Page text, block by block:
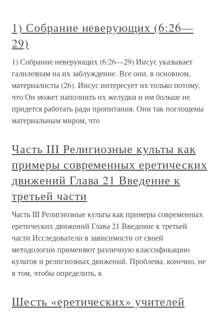
1) Собрание неверующих (6:26—
29)
1) Собрание неверующих (6:26—29) Иисус указывает
галилеянам на их заблуждение. Все они, в основном,
материалисты (26). Иисус интересует их только потому,
что Он может наполнить их желудки и им больше не
придется работать ради пропитания. Они так поглощены
материальным миром, что
Часть III Религиозные культы как
примеры современных еретических
движений Глава 21 Введение к
третьей части
Часть III Религиозные культы как примеры современных
еретических движений Глава 21 Введение к третьей
части Исследователи в зависимости от своей
методологии применяют различную классификацию
культов и религиозных движений. Проблема, конечно, не
в том, чтобы определить, к
Шесть «еретических» учителей